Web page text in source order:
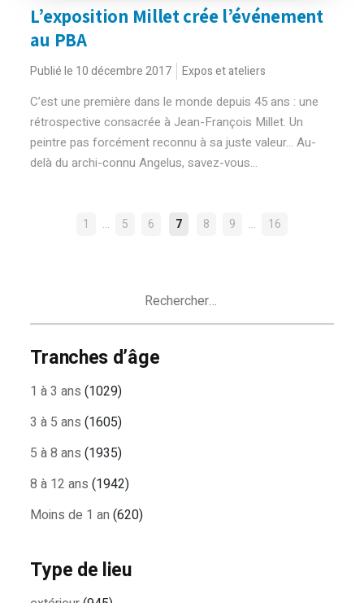
L’exposition Millet crée l’événement
au PBA
Publié le 10 décembre 2017 Expos et ateliers
C’est une première dans le monde depuis 45 ans : une
rétrospective consacrée à Jean-François Millet. Un
peintre pas forcément reconnu à sa juste valeur... Au-
delà du archi-connu Angelus, savez-vous...
NAVIGATION
1 … 5 6 7 8 9 … 16
Tranches d’âge
1 à 3 ans (1029)
3 à 5 ans (1605)
5 à 8 ans (1935)
8 à 12 ans (1942)
Moins de 1 an (620)
Type de lieu